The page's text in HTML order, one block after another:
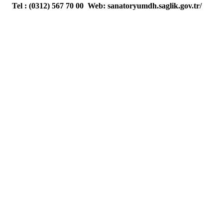
Tel : (0312) 567 70 00 Web: sanatoryumdh.saglik.gov.tr/